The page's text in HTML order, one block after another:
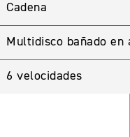
Cadena
Multidisco bañado en
6 velocidades